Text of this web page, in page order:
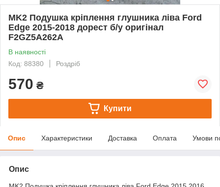
MK2 Подушка кріплення глушника ліва Ford
Edge 2015-2018 дорест б/у оригінал
F2GZ5A262A
В наявності
Код: 88380
Роздріб
570 ₴
Купити
Опис Характеристики Доставка Оплата Умови
Опис